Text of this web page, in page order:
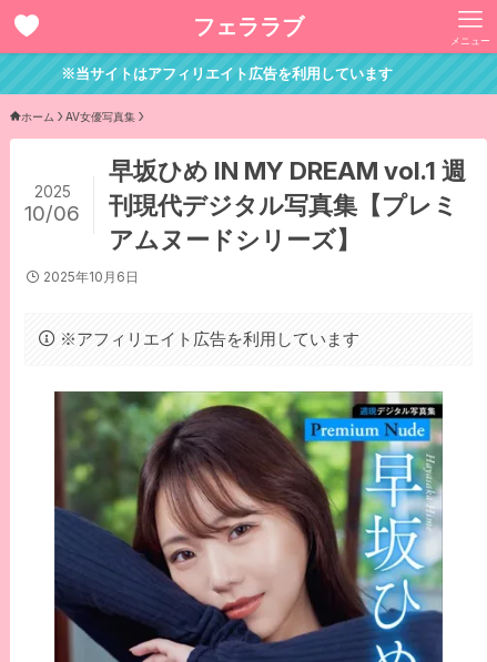
フェララブ
メニュー
※当サイトはアフィリエイト広告を利用しています
ホーム AV女優写真集
早坂ひめ IN MY DREAM vol.1 週
刊現代デジタル写真集【プレミ
アムヌードシリーズ】
2025
10/06
2025年10月6日
※アフィリエイト広告を利用しています